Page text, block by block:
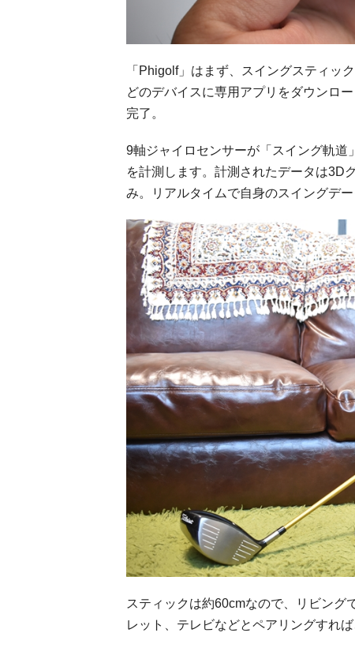
「Phigolf」はまず、スイングスティッ
どのデバイスに専用アプリをダウンロ
完了。
9軸ジャイロセンサーが「スイング軌
を計測します。計測されたデータは3D
み。リアルタイムで自身のスイングデ
スティックは約60cmなので、リビング
レット、テレビなどとペアリングすれ